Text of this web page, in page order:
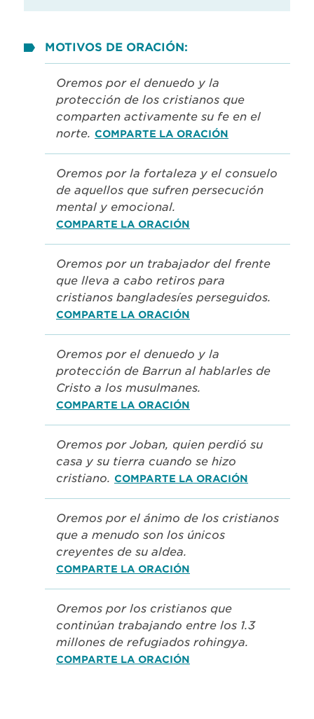
MOTIVOS DE ORACIÓN:
Oremos por el denuedo y la
protección de los cristianos que
comparten activamente su fe en el
norte. COMPARTE LA ORACIÓN
Oremos por la fortaleza y el consuelo
de aquellos que sufren persecución
mental y emocional.
COMPARTE LA ORACIÓN
Oremos por un trabajador del frente
que lleva a cabo retiros para
cristianos bangladesíes perseguidos.
COMPARTE LA ORACIÓN
Oremos por el denuedo y la
protección de Barrun al hablarles de
Cristo a los musulmanes.
COMPARTE LA ORACIÓN
Oremos por Joban, quien perdió su
casa y su tierra cuando se hizo
cristiano. COMPARTE LA ORACIÓN
Oremos por el ánimo de los cristianos
que a menudo son los únicos
creyentes de su aldea.
COMPARTE LA ORACIÓN
Oremos por los cristianos que
continúan trabajando entre los 1.3
millones de refugiados rohingya.
COMPARTE LA ORACIÓN